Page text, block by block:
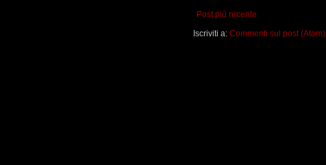
Post più recente
Iscriviti a: Commenti sul post (Atom)